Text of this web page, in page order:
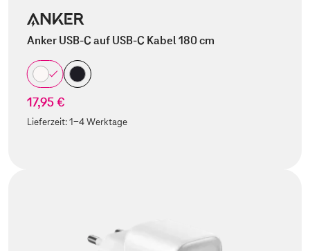
Anker USB-C auf USB-C Kabel 180 cm
17,95 €
Lieferzeit:1-4 Werktage